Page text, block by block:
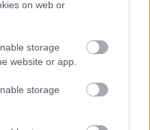
on web or
storage
website or app.
storage